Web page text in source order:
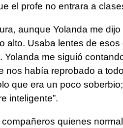
el profe no entrara a
aunque Yolanda me dijo
alto. Usaba lentes de esos
Yolanda me siguió
nos había reprobado a
que era un poco
inteligente”.
quienes